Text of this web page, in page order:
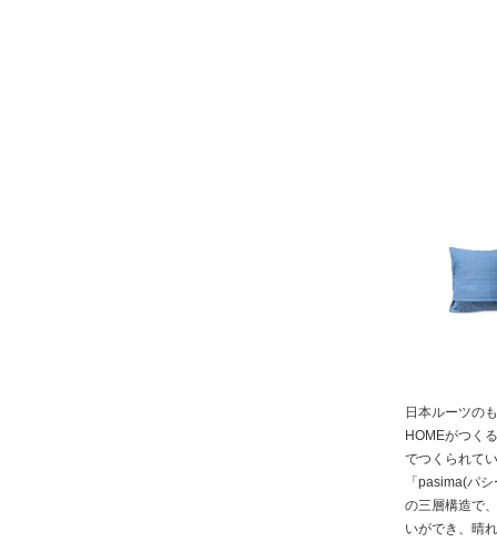
日本ルーツの
HOMEがつく
でつくられて
「pasima(パ
の三層構造で
いができ、晴